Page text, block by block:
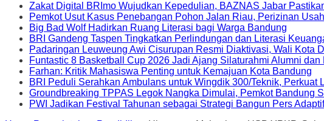
Zakat Digital BRImo Wujudkan Kepedulian, BAZNAS Jabar
Pemkot Usut Kasus Penebangan Pohon Jalan Riau, Perizinan
Big Bad Wolf Hadirkan Ruang Literasi bagi Warga Bandung
BRI Gandeng Taspen Tingkatkan Perlindungan dan Literasi
Padaringan Leuweung Awi Cisurupan Resmi Diaktivasi, Wali Kota
Funtastic 8 Basketball Cup 2026 Jadi Ajang Silaturahmi Alumni dan
Farhan: Kritik Mahasiswa Penting untuk Kemajuan Kota Bandung
BRI Peduli Serahkan Ambulans untuk Wingdik 300/Teknik, Perkuat
Groundbreaking TPPAS Legok Nangka Dimulai, Pemkot Bandung
PWI Jadikan Festival Tahunan sebagai Strategi Bangun Pers